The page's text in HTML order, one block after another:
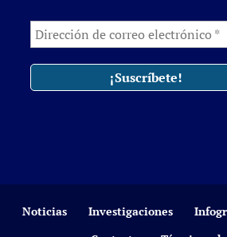
Noticias Investigaciones